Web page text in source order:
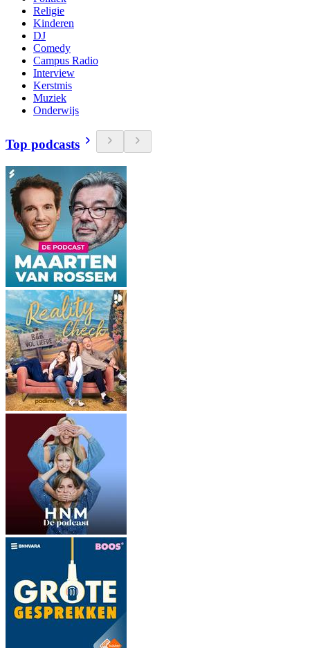
Religie
Kinderen
DJ
Comedy
Campus Radio
Interview
Kerstmis
Muziek
Onderwijs
Top podcasts